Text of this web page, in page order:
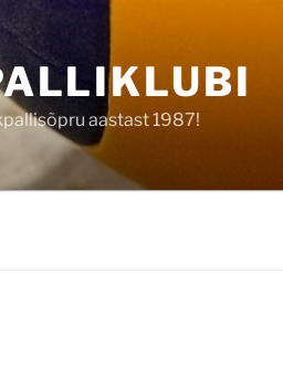
aastast 1987!